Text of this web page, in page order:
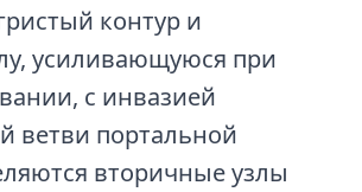
контур и
усиливающуюся при
с инвазией
ветви портальной
вторичные узлы